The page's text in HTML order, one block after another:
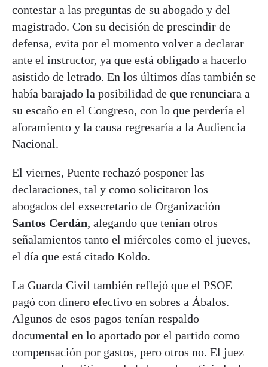
contestar a las preguntas de su abogado y del
magistrado. Con su decisión de prescindir de
defensa, evita por el momento volver a declarar
ante el instructor, ya que está obligado a hacerlo
asistido de letrado. En los últimos días también se
había barajado la posibilidad de que renunciara a
su escaño en el Congreso, con lo que perdería el
aforamiento y la causa regresaría a la Audiencia
Nacional.
El viernes, Puente rechazó posponer las
declaraciones, tal y como solicitaron los
abogados del exsecretario de Organización
Santos Cerdán, alegando que tenían otros
señalamientos tanto el miércoles como el jueves,
el día que está citado Koldo.
La Guarda Civil también reflejó que el PSOE
pagó con dinero efectivo en sobres a Ábalos.
Algunos de esos pagos tenían respaldo
documental en lo aportado por el partido como
compensación por gastos, pero otros no. El juez